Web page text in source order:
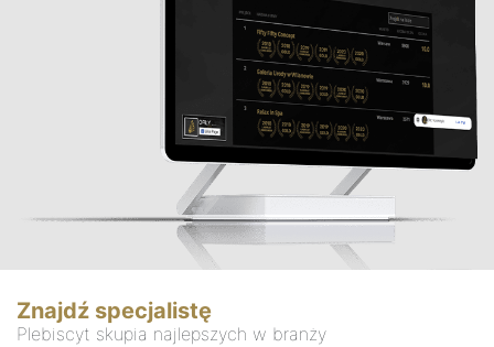
Znajdź specjalistę
Plebiscyt skupia najlepszych w branży